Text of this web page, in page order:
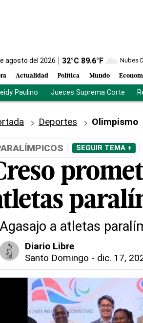
agosto del 2026 32°C 89.6°F Nubes
Actualidad Política Mundo
Paulino Jueces Suprema Corte
Deportes Olimpismo
SEGUIR TEMA +
Agasajo a atletas
Diario Libre
Santo Domingo - dic. 17,